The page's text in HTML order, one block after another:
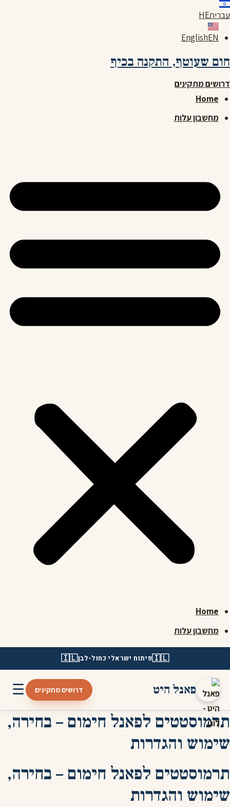
דלג
לתוכן
עבריתHE
EnglishEN
חום שעוטף, התקנה בכיף
דרושים מתקינים
Home
מחשבון עלות
Home
מחשבון עלות
🇮🇱פיתוח ישראלי כחול-לבן🇮🇱
פאנל היט דרושים מתקינים ☰
תרמוסטטים לפאנל חימום – בחירה,
שימוש והגדרות
תרמוסטטים לפאנל חימום – בחירה,
שימוש והגדרות